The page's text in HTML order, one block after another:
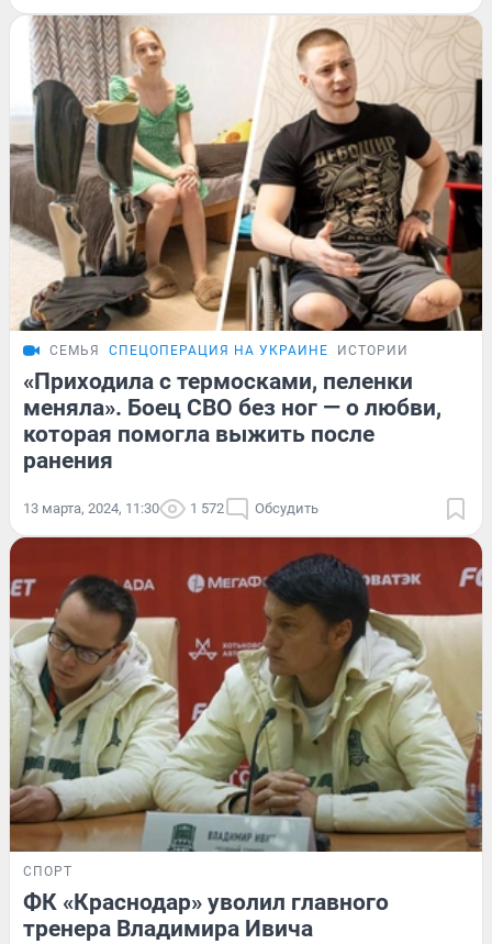
СЕМЬЯ СПЕЦОПЕРАЦИЯ НА УКРАИНЕ ИСТОРИИ
«Приходила с термосками, пеленки
меняла». Боец СВО без ног — о любви,
которая помогла выжить после
ранения
13 марта, 2024, 11:30 1 572 Обсудить
СПОРТ
ФК «Краснодар» уволил главного
тренера Владимира Ивича